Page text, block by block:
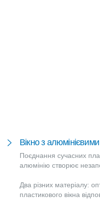
Вікно з
Поєднання сучасних
алюмінію створює
Два різних матеріалу:
пластикового вікна